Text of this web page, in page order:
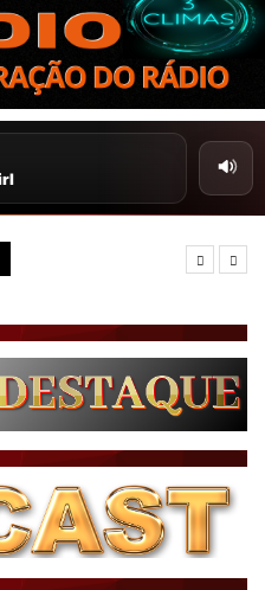
BRASIL DE FATO - ÚLTIMAS NOTÍCIAS